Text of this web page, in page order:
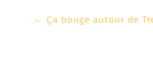
← Ça bouge autour de